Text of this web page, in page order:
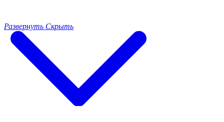
Развернуть Скрыть